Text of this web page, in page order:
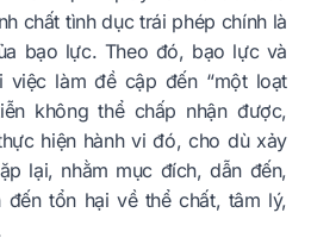
chất tình dục trái phép chính là
bạo lực. Theo đó, bạo lực và
làm đề cập đến “một loạt
không thể chấp nhận được,
hiện hành vi đó, cho dù xảy
lại, nhằm mục đích, dẫn đến,
tổn hại về thể chất, tâm lý,